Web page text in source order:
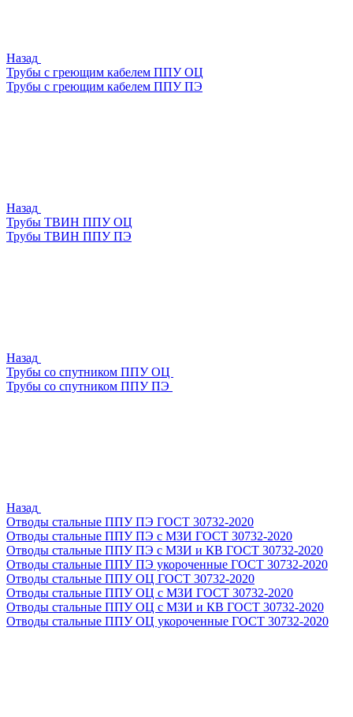
Назад
Трубы с греющим кабелем ППУ ОЦ
Трубы с греющим кабелем ППУ ПЭ
Назад
Трубы ТВИН ППУ ОЦ
Трубы ТВИН ППУ ПЭ
Назад
Трубы со спутником ППУ ОЦ
Трубы со спутником ППУ ПЭ
Назад
Отводы стальные ППУ ПЭ ГОСТ 30732-2020
Отводы стальные ППУ ПЭ с МЗИ ГОСТ 30732-2020
Отводы стальные ППУ ПЭ с МЗИ и КВ ГОСТ 30732-2020
Отводы стальные ППУ ПЭ укороченные ГОСТ 30732-2020
Отводы стальные ППУ ОЦ ГОСТ 30732-2020
Отводы стальные ППУ ОЦ с МЗИ ГОСТ 30732-2020
Отводы стальные ППУ ОЦ с МЗИ и КВ ГОСТ 30732-2020
Отводы стальные ППУ ОЦ укороченные ГОСТ 30732-2020